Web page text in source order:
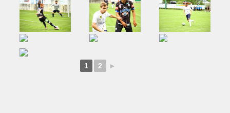
1 2 ►